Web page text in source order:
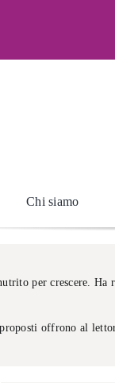
Chi siamo
per crescere.
offrono al